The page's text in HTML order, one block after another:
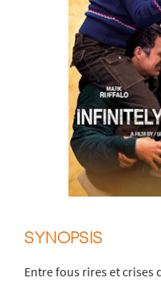
SYNOPSIS
Entre fous rires et crises